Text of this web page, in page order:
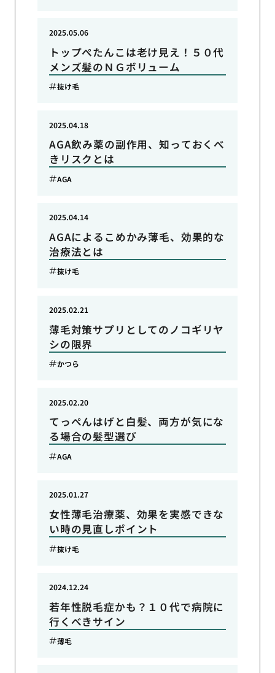
トップぺたんこは老け見え！５０代
メンズ髪のＮＧボリューム
2025.05.06
抜け毛
AGA飲み薬の副作用、知っておくべ
きリスクとは
2025.04.18
AGA
AGAによるこめかみ薄毛、効果的な
治療法とは
2025.04.14
抜け毛
薄毛対策サプリとしてのノコギリヤ
シの限界
2025.02.21
かつら
てっぺんはげと白髪、両方が気にな
る場合の髪型選び
2025.02.20
AGA
女性薄毛治療薬、効果を実感できな
い時の見直しポイント
2025.01.27
抜け毛
若年性脱毛症かも？１０代で病院に
行くべきサイン
2024.12.24
薄毛